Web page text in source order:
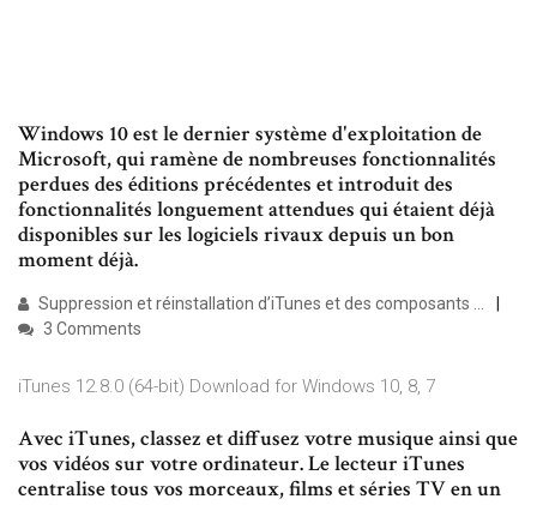
Windows 10 est le dernier système d'exploitation de
Microsoft, qui ramène de nombreuses fonctionnalités
perdues des éditions précédentes et introduit des
fonctionnalités longuement attendues qui étaient déjà
disponibles sur les logiciels rivaux depuis un bon
moment déjà.
Suppression et réinstallation d’iTunes et des composants ...
3 Comments
iTunes 12.8.0 (64-bit) Download for Windows 10, 8, 7
Avec iTunes, classez et diffusez votre musique ainsi que
vos vidéos sur votre ordinateur. Le lecteur iTunes
centralise tous vos morceaux, films et séries TV en un